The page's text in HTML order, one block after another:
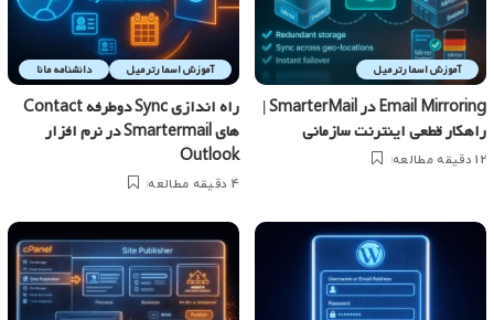
آموزش اسمارترمیل
Email Mirroring در SmarterMail |
راهکار قطعی اینترنت سازمانی
12 دقیقه مطالعه
آموزش اسمارترمیل دانشنامه مانا
راه اندازی Sync دوطرفه Contact
های Smartermail در نرم افزار
Outlook
4 دقیقه مطالعه